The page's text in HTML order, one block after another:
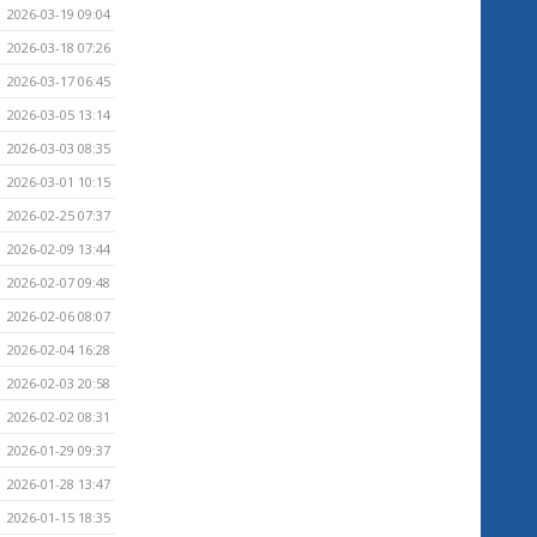
2026-03-19 09:04
2026-03-18 07:26
2026-03-17 06:45
2026-03-05 13:14
2026-03-03 08:35
2026-03-01 10:15
2026-02-25 07:37
2026-02-09 13:44
2026-02-07 09:48
2026-02-06 08:07
2026-02-04 16:28
2026-02-03 20:58
2026-02-02 08:31
2026-01-29 09:37
2026-01-28 13:47
2026-01-15 18:35